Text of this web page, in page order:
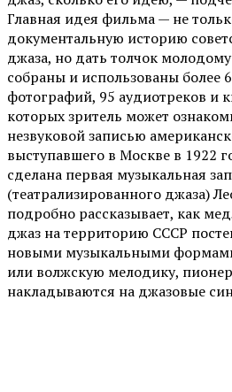
Главная идея фильма — не
документальную историю
джаза, но дать толчок
собраны и использованы более
фотографий, 95 аудиотреков и
которых зритель может
незвуковой записью
выступавшего в Москве в 1922
сделана первая музыкальная
(театрализированного джаза)
подробно рассказывает, как
джаз на территорию СССР
новыми музыкальными
или волжскую мелодику,
накладываются на джазовые